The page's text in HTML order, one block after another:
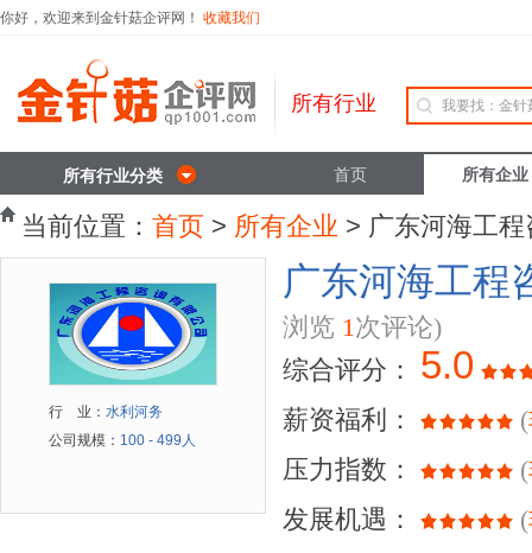
你好，欢迎来到金针菇企评网！ 收藏我们
所有行业
所有行业分类 首页 所有企业
当前位置： 首页 > 所有企业 > 广东河海工
行 业： 水利河务
公司规模： 100 - 499人
广东河海工程
浏览 1次评论)
综合评分：
5.0
薪资福利： (
压力指数：
(
发展机遇：
(